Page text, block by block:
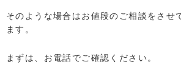
そのような場合はお値段のご相談をさせ
ます。
まずは、お電話でご確認ください。